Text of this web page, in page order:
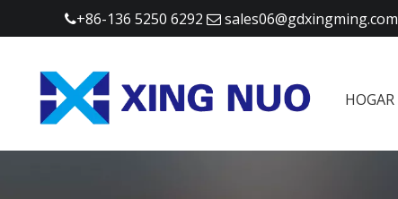
+86-136 5250 6292  sales06@gdxingming.com
HOGAR